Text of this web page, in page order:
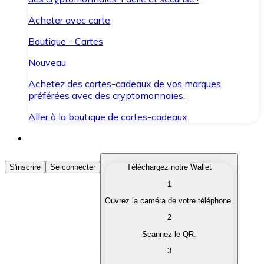
Acheter avec carte
Boutique - Cartes
Nouveau
Achetez des cartes-cadeaux de vos marques
préférées avec des cryptomonnaies.
Aller à la boutique de cartes-cadeaux
Acheter des Cryptomonnaies
Achetez les cryptomonnaies qui vous intéressent
Convertissez vos cryptomonnaies en monnaie
S'inscrire Se connecter
Téléchargez notre Wallet
1
Ouvrez la caméra de votre téléphone.
2
Scannez le QR.
3